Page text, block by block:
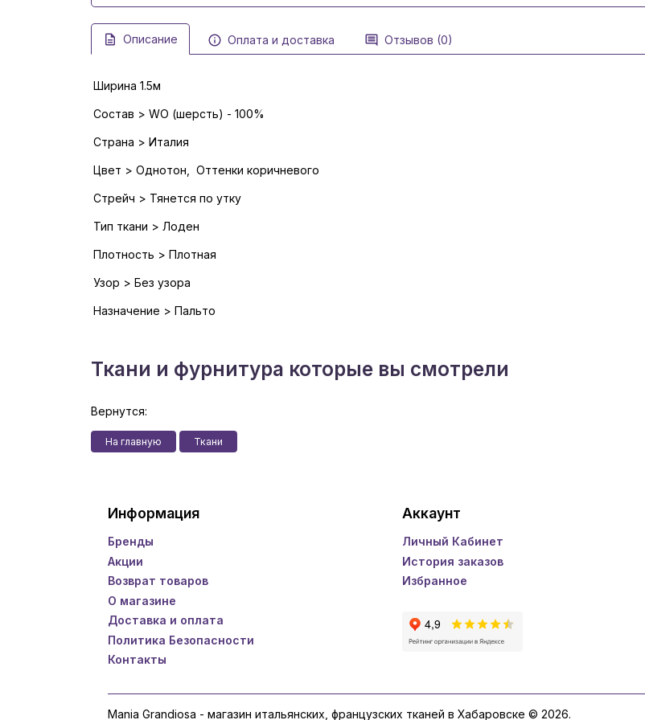
Описание Оплата и доставка Отзывов (0)
Ширина 1.5м
Состав > WO (шерсть) - 100%
Страна > Италия
Цвет > Однотон, Оттенки коричневого
Стрейч > Тянется по утку
Тип ткани > Лоден
Плотность > Плотная
Узор > Без узора
Назначение > Пальто
Ткани и фурнитура которые вы смотрели
Вернутся:
На главную Ткани
Информация
Бренды
Акции
Возврат товаров
О магазине
Доставка и оплата
Политика Безопасности
Контакты
Аккаунт
Личный Кабинет
История заказов
Избранное
Mania Grandiosa - магазин итальянских, французских тканей в Хабаровске © 2026.